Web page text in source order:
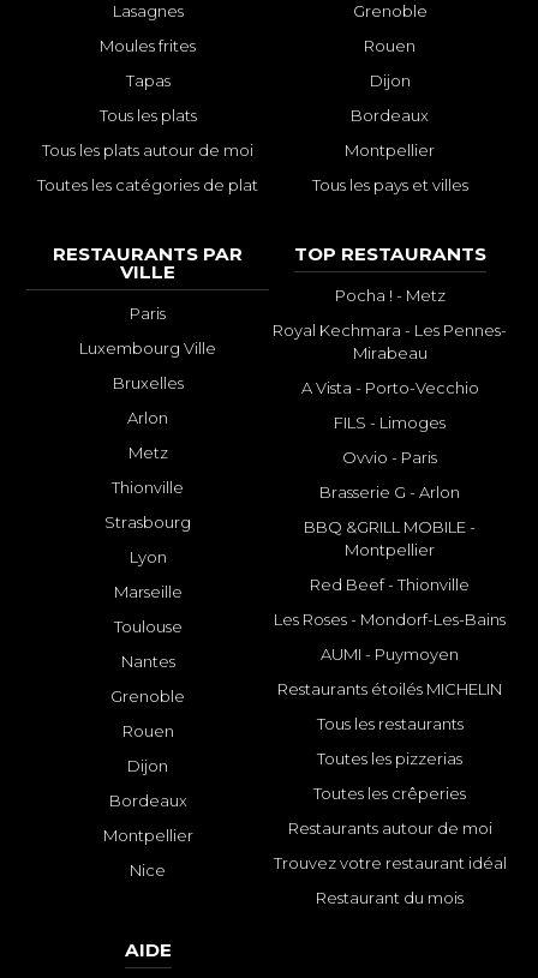
Lasagnes
Moules frites
Tapas
Tous les plats
Tous les plats autour de moi
Toutes les catégories de plat
Grenoble
Rouen
Dijon
Bordeaux
Montpellier
Tous les pays et villes
RESTAURANTS PAR
VILLE
Paris
Luxembourg Ville
Bruxelles
Arlon
Metz
Thionville
Strasbourg
Lyon
Marseille
Toulouse
Nantes
Grenoble
Rouen
Dijon
Bordeaux
Montpellier
Nice
TOP RESTAURANTS
Pocha ! - Metz
Royal Kechmara - Les Pennes-
Mirabeau
A Vista - Porto-Vecchio
FILS - Limoges
Ovvio - Paris
Brasserie G - Arlon
BBQ &GRILL MOBILE -
Montpellier
Red Beef - Thionville
Les Roses - Mondorf-Les-Bains
AUMI - Puymoyen
Restaurants étoilés MICHELIN
Tous les restaurants
Toutes les pizzerias
Toutes les crêperies
Restaurants autour de moi
Trouvez votre restaurant idéal
Restaurant du mois
AIDE